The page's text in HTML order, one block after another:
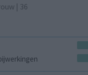
| 36